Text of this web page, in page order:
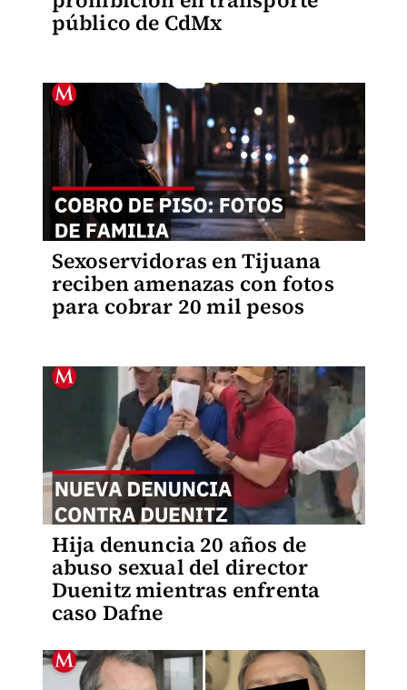
público de CdMx
Sexoservidoras en Tijuana
reciben amenazas con fotos
para cobrar 20 mil pesos
Hija denuncia 20 años de
abuso sexual del director
Duenitz mientras enfrenta
caso Dafne